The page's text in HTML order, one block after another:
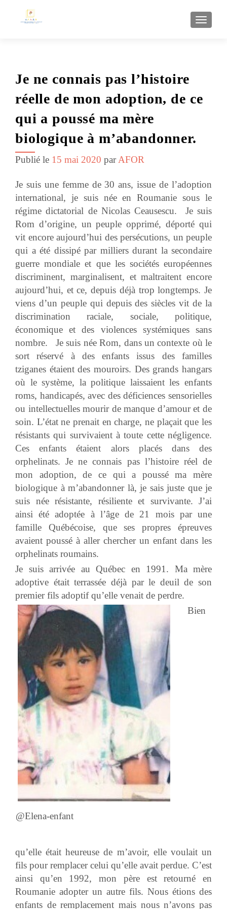
Je ne connais pas l’histoire
réelle de mon adoption, de ce
qui a poussé ma mère
biologique à m’abandonner.
Publié le 15 mai 2020 parAFOR
Je suis une femme de 30 ans, issue de l’adoption
international, je suis née en Roumanie sous le
régime dictatorial de Nicolas Ceausescu. Je suis
Rom d’origine, un peuple opprimé, déporté qui
vit encore aujourd’hui des persécutions, un peuple
qui a été dissipé par milliers durant la secondaire
guerre mondiale et que les sociétés européennes
discriminent, marginalisent, et maltraitent encore
aujourd’hui, et ce, depuis déjà trop longtemps. Je
viens d’un peuple qui depuis des siècles vit de la
discrimination raciale, sociale, politique,
économique et des violences systémiques sans
nombre. Je suis née Rom, dans un contexte où le
sort réservé à des enfants issus des familles
tziganes étaient des mouroirs. Des grands hangars
où le système, la politique laissaient les enfants
roms, handicapés, avec des déficiences sensorielles
ou intellectuelles mourir de manque d’amour et de
soin. L’état ne prenait en charge, ne plaçait que les
résistants qui survivaient à toute cette négligence.
Ces enfants étaient alors placés dans des
orphelinats. Je ne connais pas l’histoire réel de
mon adoption, de ce qui a poussé ma mère
biologique à m’abandonner là, je sais juste que je
suis née résistante, résiliente et survivante. J’ai
ainsi été adoptée à l’âge de 21 mois par une
famille Québécoise, que ses propres épreuves
avaient poussé à aller chercher un enfant dans les
orphelinats roumains.
Je suis arrivée au Québec en 1991. Ma mère
adoptive était terrassée déjà par le deuil de son
premier fils adoptif qu’elle venait de perdre.
@Elena-enfant
Bien
qu’elle était heureuse de m’avoir, elle voulait un
fils pour remplacer celui qu’elle avait perdue. C’est
ainsi qu’en 1992, mon père est retourné en
Roumanie adopter un autre fils. Nous étions des
enfants de remplacement mais nous n’avons pas